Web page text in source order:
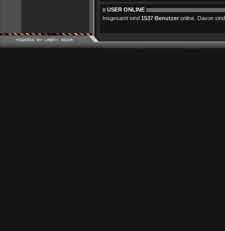
USER ONLINE
Insgesamt sind 1537 Benutzer online. Davon